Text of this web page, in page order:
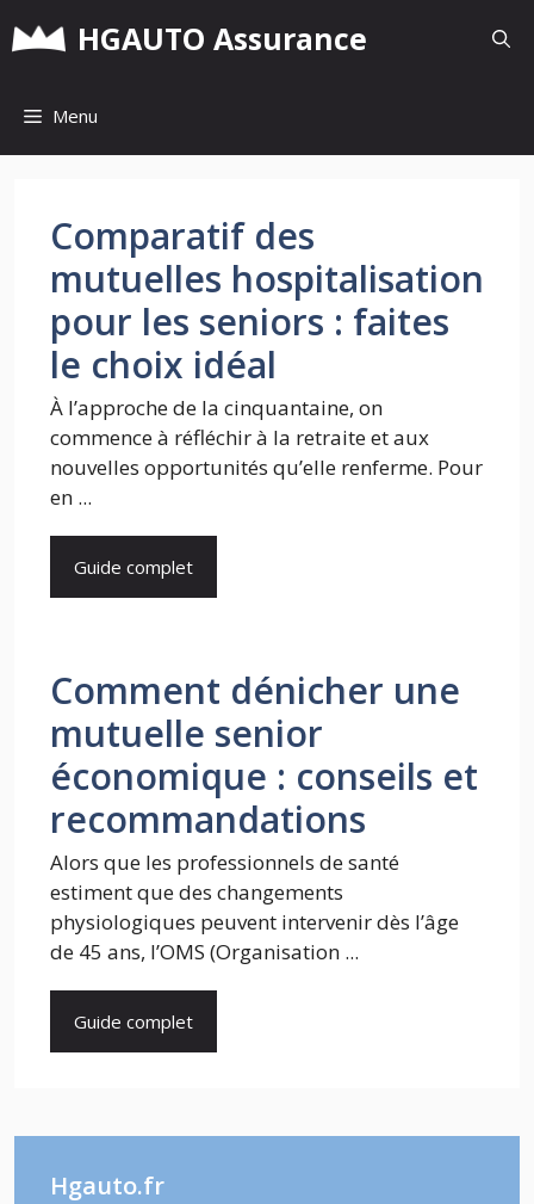
au
HGAUTO Assurance
Menu
Comparatif des
mutuelles hospitalisation
pour les seniors : faites
le choix idéal
À l’approche de la cinquantaine, on
commence à réfléchir à la retraite et aux
nouvelles opportunités qu’elle renferme. Pour
en ...
Guide complet
Comment dénicher une
mutuelle senior
économique : conseils et
recommandations
Alors que les professionnels de santé
estiment que des changements
physiologiques peuvent intervenir dès l’âge
de 45 ans, l’OMS (Organisation ...
Guide complet
Hgauto.fr